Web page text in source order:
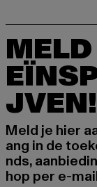
JVEN!
Meld je hier
ang in de
nds,
hop per e-